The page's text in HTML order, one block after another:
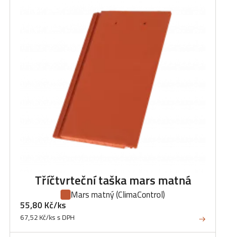
Tříčtvrteční taška mars matná
Mars matný(ClimaControl)
55,80 Kč/ks
67,52 Kč/ks s DPH